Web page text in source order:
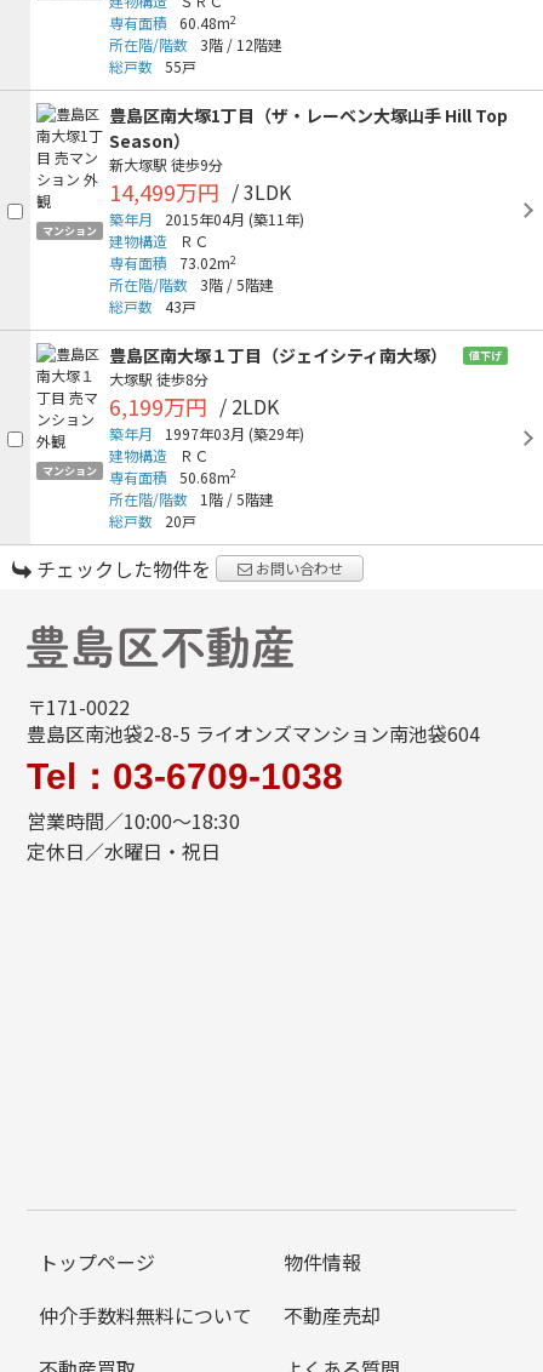
専有面積
60.48m2
所在階/階数 3階 / 12階建
総戸数 55戸
マンション
豊島区南大塚1丁目（ザ・レーベン大塚山手 Hill Top
Season）
新大塚駅 徒歩9分
14,499万円 / 3LDK
築年月 2015年04月 (築11年)
建物構造
ＲＣ
専有面積
73.02m2
所在階/階数 3階 /5階建
総戸数 43戸
マンション
豊島区南大塚１丁目（ジェイシティ南大塚） 値下げ
大塚駅 徒歩8分
6,199万円 / 2LDK
築年月 1997年03月 (築29年)
建物構造
ＲＣ
専有面積
50.68m2
所在階/階数 1階 /5階建
総戸数
20戸
チェックした物件を お問い合わせ
〒171-0022
豊島区南池袋2-8-5 ライオンズマンション南池袋604
Tel：03-6709-1038
営業時間／10:00～18:30
定休日／水曜日・祝日
トップページ
物件情報
仲介手数料無料について
不動産売却